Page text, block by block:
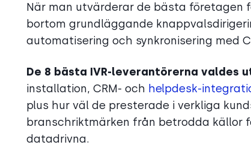
När man utvärderar de bästa
bortom grundläggande
automatisering och synkronisering med
De 8 bästa IVR-leverantörerna valdes
installation, CRM- och helpdesk-
plus hur väl de presterade i verkliga
branschriktmärken från betrodda
datadrivna.